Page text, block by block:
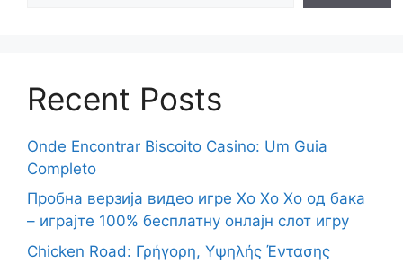
Recent Posts
Onde Encontrar Biscoito Casino: Um Guia
Completo
Пробна верзија видео игре Хо Хо Хо од бака
– играјте 100% бесплатну онлајн слот игру
Chicken Road: Γρήγορη, Υψηλής Έντασης